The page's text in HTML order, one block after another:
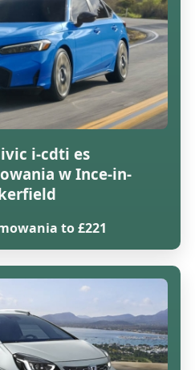
i-cdti es
w Ince-in-
to £221